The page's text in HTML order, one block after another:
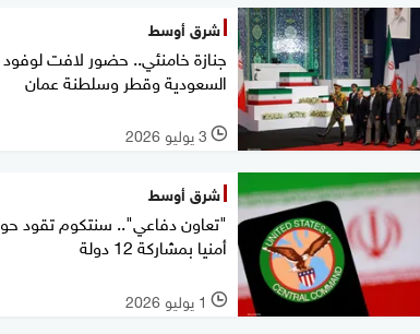
شرق أوسط
جنازة خامنئي.. حضور لافت لوفود
السعودية وقطر وسلطنة عمان
l 3 يوليو 2026
شرق أوسط
"تعاون دفاعي".. سنتكوم تقود
أمنيا بمشاركة 12 دولة
l 1 يوليو 2026